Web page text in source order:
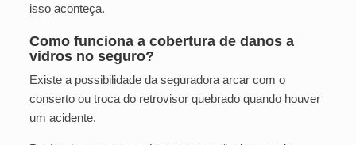
isso aconteça.
Como funciona a cobertura de danos a
vidros no seguro?
Existe a possibilidade da seguradora arcar com o
conserto ou troca do retrovisor quebrado quando houver
um acidente.